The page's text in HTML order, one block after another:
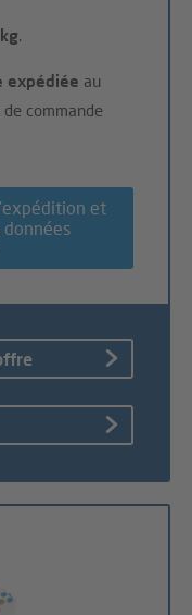
.
expédiée au
de commande
et